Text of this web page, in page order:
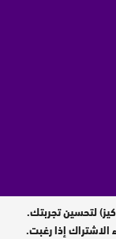
لتحسين تجربتك.
إذا رغبت.